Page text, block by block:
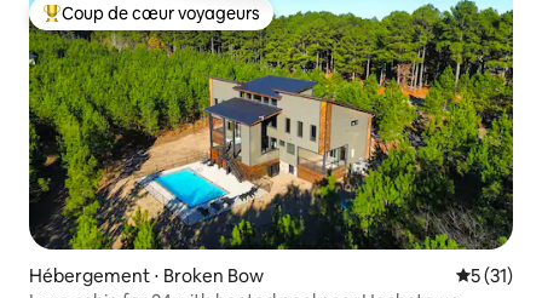
Coups de cœur voyageurs les plus appréciés
Coup de cœur voyageurs
Hébergement ⋅ Broken Bow
5 (31)